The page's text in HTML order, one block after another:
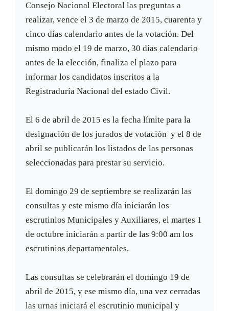
Consejo Nacional Electoral las preguntas a
realizar, vence el 3 de marzo de 2015, cuarenta y
cinco días calendario antes de la votación. Del
mismo modo el 19 de marzo, 30 días calendario
antes de la elección, finaliza el plazo para
informar los candidatos inscritos a la
Registraduría Nacional del estado Civil.
El 6 de abril de 2015 es la fecha límite para la
designación de los jurados de votación y el 8 de
abril se publicarán los listados de las personas
seleccionadas para prestar su servicio.
El domingo 29 de septiembre se realizarán las
consultas y este mismo día iniciarán los
escrutinios Municipales y Auxiliares, el martes 1
de octubre iniciarán a partir de las 9:00 am los
escrutinios departamentales.
Las consultas se celebrarán el domingo 19 de
abril de 2015, y ese mismo día, una vez cerradas
las urnas iniciará el escrutinio municipal y